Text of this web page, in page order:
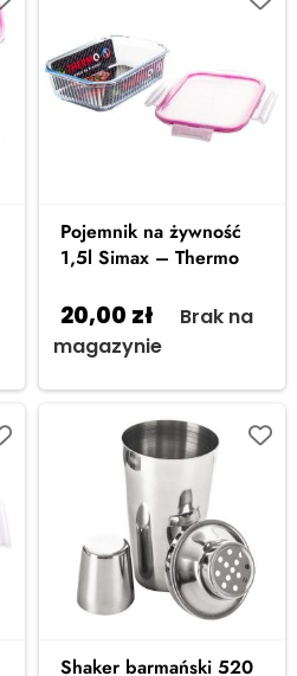
Pojemnik na żywność
1,5l Simax – Thermo
20,00 zł
Brak na
magazynie
Shaker barmański 520